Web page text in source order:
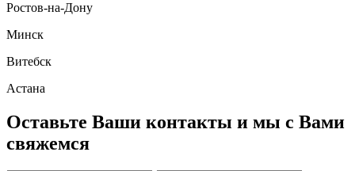
Ростов-на-Дону
Минск
Витебск
Астана
Оставьте Ваши контакты и мы с Вами
свяжемся